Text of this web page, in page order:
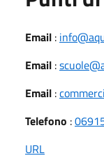
Email :
Email :
Email :
Telefono :
URL